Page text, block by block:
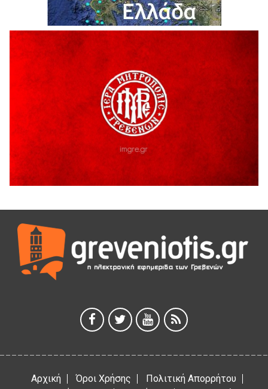
Θερινό Σινεμά στο πλαίσιο του «Πολιτιστικού
Καλοκαιριού 2026» με την βραβευμένη ταινία «Μικρές
Ανάσες».
5 Αυγούστου 2026
Γρεβενά: Συνελήφθη 18χρονος αλλοδαπός, για κλοπή
εξοπλισμού γυμναστηρίου
ΑΗ ΛΑΟΣ | 5 Αυγούστου | Υπαίθριο Θέατρο “Καστράκι”,
41η Γιορτή Κρασιού στο Τρίκωμο – «Γιορτή Παράδοσης»
5 Αυγούστου 2026
ΕΥΧΑΡΙΣΤΙΕΣ Φυσιολατρικού Συλλόγου Γρεβενών
4 Αυγούστου 2026
Έκτακτη χρηματοδότηση 400.000€ για επιπλέον εργασίες
Αρχική Όροι Χρήσης
Πολιτική Απορρήτου